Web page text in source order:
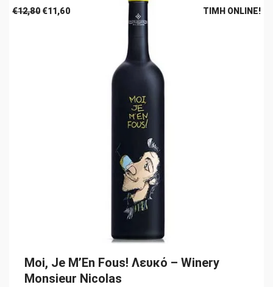
€12,80 Original
€11,60Η
ΤΙΜΉ ONLINE!
Moi, Je M’En Fous! Λευκό – Winery
Monsieur Nicolas